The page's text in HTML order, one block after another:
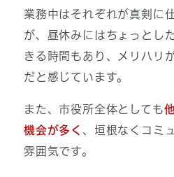
業務中はそれぞれが真剣に
が、昼休みにはちょっとし
きる時間もあり、メリハリ
だと感じています。
また、市役所全体としても
機会が多く 、垣根なくコミ
雰囲気です。